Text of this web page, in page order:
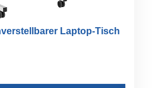
Laptop-Tisch